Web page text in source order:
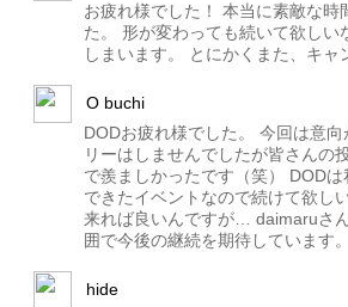
お疲れ様でした！ 本当に素敵な時
た。 形が変わっても続いて欲しい
しまいます。 とにかくまた、キャ
O buchi
DODお疲れ様でした。 今回は意
リーはしませんでしたが皆さんの
で羨ましかったです（笑） DOD
できたイベントなので続けて欲し
来れば良いんですが… daimaruさ
囲で今後の継続を期待しています。
hide